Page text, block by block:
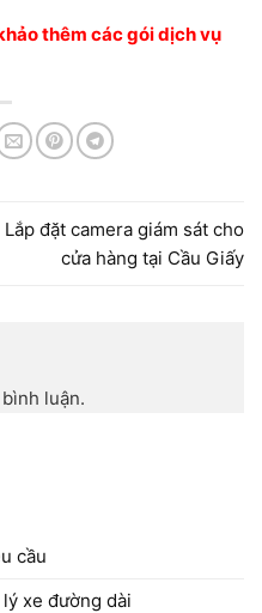
thêm các gói dịch vụ
Lắp đặt camera giám sát cho
cửa hàng tại Cầu Giấy
luận.
cầu
xe đường dài